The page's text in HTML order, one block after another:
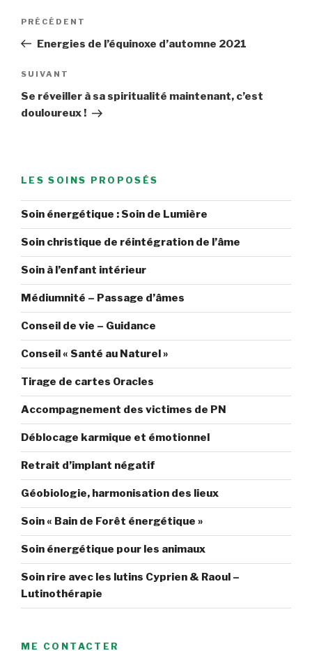
Navigation
l’article
Article
précédent
PRÉCÉDENT
Energies de l’équinoxe d’automne 2021
Article
suivant
SUIVANT
Se réveiller à sa spiritualité maintenant, c’est
douloureux !
LES SOINS PROPOSÉS
Soin énergétique : Soin de Lumière
Soin christique de réintégration de l’âme
Soin à l’enfant intérieur
Médiumnité – Passage d’âmes
Conseil de vie – Guidance
Conseil « Santé au Naturel »
Tirage de cartes Oracles
Accompagnement des victimes de PN
Déblocage karmique et émotionnel
Retrait d’implant négatif
Géobiologie, harmonisation des lieux
Soin « Bain de Forêt énergétique »
Soin énergétique pour les animaux
Soin rire avec les lutins Cyprien & Raoul –
Lutinothérapie
ME CONTACTER